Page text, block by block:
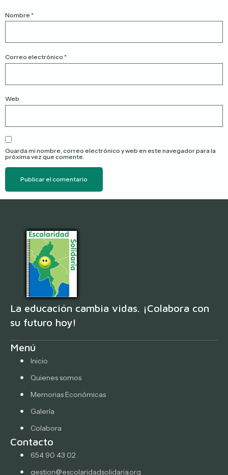
Nombre *
Correo electrónico *
Web
Guarda mi nombre, correo electrónico y web en este navegador para la
próxima vez que comente.
La educación cambia vidas. ¡Colabora con
su futuro hoy!
Menú
Inicio
Quienes somos
Memorias Económicas
Galería
Colabora
Contacto
654 90 43 02
gestion@escolaridadsolidaria.org